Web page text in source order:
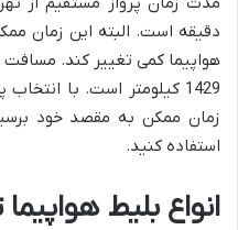
دقیقه است. البته این زمان
هواپیما کمی تغییر کند. مسافت
1429 کیلومتر است. با
زمان ممکن به مقصد خود
استفاده کنید.
انواع بلیط هواپیما